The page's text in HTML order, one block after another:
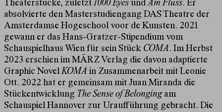
Theaterstücke, zuletzt 1000 Eyes undAm Fluss. Er
absolvierte den Masterstudiengang DAS Theatre der
Amsterdamse Hogeschool voor de Kunsten. 2021
gewann er das Hans-Gratzer-Stipendium vom
Schauspielhaus Wien für sein Stück COMA. Im Herbst
2023 erschien im MÄRZ Verlag die davon adaptierte
Graphic NovelKOMA in Zusammenarbeit mit Leonie
Ott. 2022 hat er gemeinsam mit Juan Miranda die
Stückentwicklung The Sense of Belongingam
Schauspiel Hannover zur Uraufführung gebracht. Die